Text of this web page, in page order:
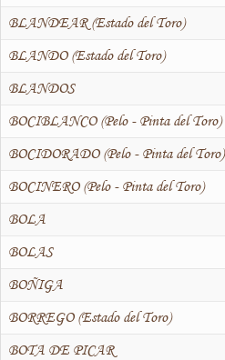
BLANDEAR (Estado del Toro)
BLANDO (Estado del Toro)
BLANDOS
BOCIBLANCO (Pelo - Pinta del Toro)
BOCIDORADO (Pelo - Pinta del Toro)
BOCINERO (Pelo - Pinta del Toro)
BOLA
BOLAS
BOÑIGA
BORREGO (Estado del Toro)
BOTA DE PICAR